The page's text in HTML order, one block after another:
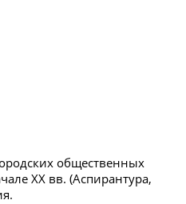
общественных
XX вв. (Аспирантура,